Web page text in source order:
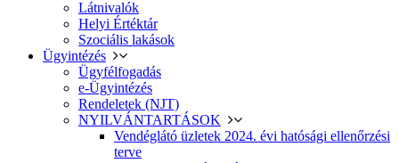
Látnivalók
Helyi Értéktár
Szociális lakások
Ügyintézés
Ügyfélfogadás
e-Ügyintézés
Rendeletek (NJT)
NYILVÁNTARTÁSOK
Vendéglátó üzletek 2024. évi hatósági ellenőrzési
terve